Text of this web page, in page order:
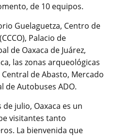
de 10 equipos.
Guelaguetza, Centro de
Palacio de
de Oaxaca de Juárez,
las zonas arqueológicas
de Abasto, Mercado
de Autobuses ADO.
de julio, Oaxaca es un
visitantes tanto
La bienvenida que